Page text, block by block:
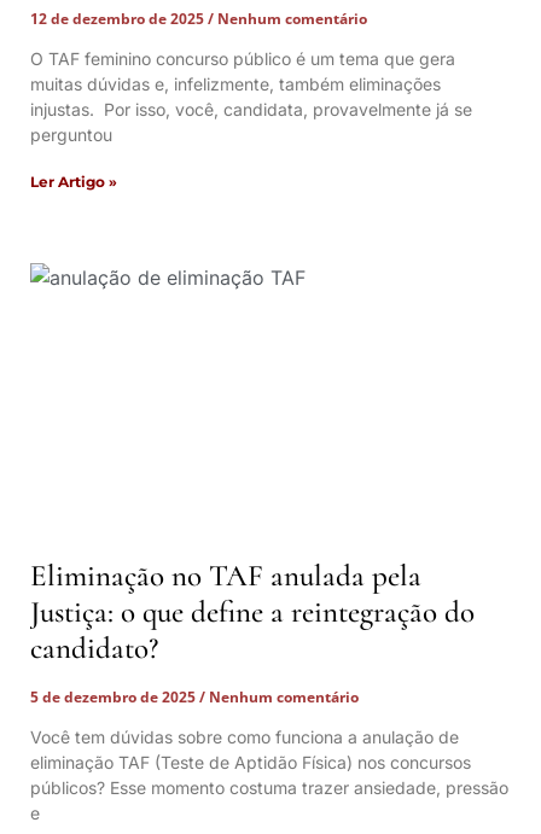
12 de dezembro de 2025
Nenhum comentário
O TAF feminino concurso público é um tema que gera
muitas dúvidas e, infelizmente, também eliminações
injustas. Por isso, você, candidata, provavelmente já se
perguntou
Ler Artigo »
Eliminação no TAF anulada pela
Justiça: o que define a reintegração do
candidato?
5 de dezembro de 2025
Nenhum comentário
Você tem dúvidas sobre como funciona a anulação de
eliminação TAF (Teste de Aptidão Física) nos concursos
públicos? Esse momento costuma trazer ansiedade, pressão
e